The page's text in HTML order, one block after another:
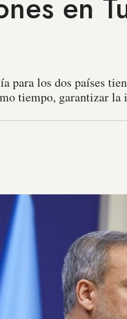
para los dos países
tiempo, garantizar